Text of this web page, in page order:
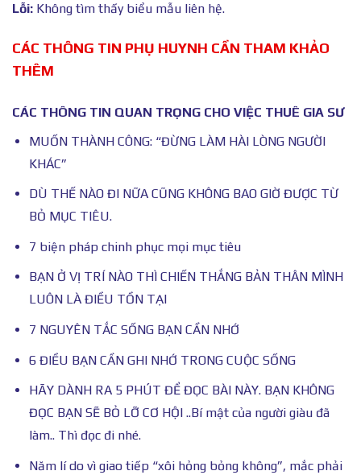
Lỗi: Không tìm thấy biểu mẫu liên hệ.
CÁC THÔNG TIN PHỤ HUYNH CẦN THAM KHẢO
THÊM
CÁC THÔNG TIN QUAN TRỌNG CHO VIỆC THUÊ GIA SƯ
MUỐN THÀNH CÔNG: “ĐỪNG LÀM HÀI LÒNG NGƯỜI
KHÁC”
DÙ THẾ NÀO ĐI NỮA CŨNG KHÔNG BAO GIỜ ĐƯỢC TỪ
BỎ MỤC TIÊU.
7 biện pháp chinh phục mọi mục tiêu
BẠN Ở VỊ TRÍ NÀO THÌ CHIẾN THẮNG BẢN THÂN MÌNH
LUÔN LÀ ĐIỀU TỒN TẠI
7 NGUYÊN TẮC SỐNG BẠN CẦN NHỚ
6 ĐIỀU BẠN CẦN GHI NHỚ TRONG CUỘC SỐNG
HÃY DÀNH RA 5 PHÚT ĐỂ ĐỌC BÀI NÀY. BẠN KHÔNG
ĐỌC BẠN SẼ BỎ LỠ CƠ HỘI ..Bí mật của người giàu đã
làm.. Thì đọc đi nhé.
Năm lí do vì giao tiếp “xôi hỏng bỏng không”, mắc phải